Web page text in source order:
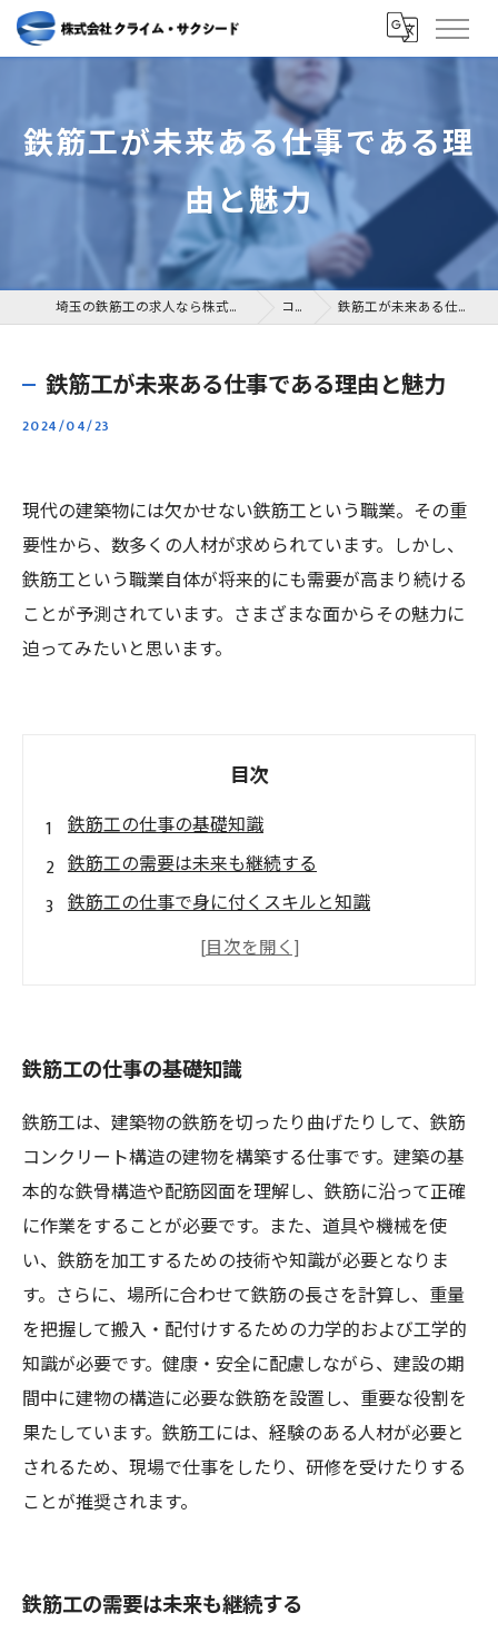
鉄筋工が未来ある仕事である理
由と魅力
埼玉の鉄筋工の求人なら株式会社クライム・サクシード コラム 鉄筋工が未来ある仕事である理由と魅力
鉄筋工が未来ある仕事である理由と魅力
2024/04/23
現代の建築物には欠かせない鉄筋工という職業。その重
要性から、数多くの人材が求められています。しかし、
鉄筋工という職業自体が将来的にも需要が高まり続ける
ことが予測されています。さまざまな面からその魅力に
迫ってみたいと思います。
目次
鉄筋工の仕事の基礎知識
鉄筋工の需要は未来も継続する
鉄筋工の仕事で身に付くスキルと知識
鉄筋工の安定した収入とキャリアアップの可能
鉄筋工の仕事の基礎知識
鉄筋工は、建築物の鉄筋を切ったり曲げたりして、鉄筋
コンクリート構造の建物を構築する仕事です。建築の基
本的な鉄骨構造や配筋図面を理解し、鉄筋に沿って正確
に作業をすることが必要です。また、道具や機械を使
い、鉄筋を加工するための技術や知識が必要となりま
す。さらに、場所に合わせて鉄筋の長さを計算し、重量
を把握して搬入・配付けするための力学的および工学的
知識が必要です。健康・安全に配慮しながら、建設の期
間中に建物の構造に必要な鉄筋を設置し、重要な役割を
果たしています。鉄筋工には、経験のある人材が必要と
されるため、現場で仕事をしたり、研修を受けたりする
ことが推奨されます。
鉄筋工の需要は未来も継続する